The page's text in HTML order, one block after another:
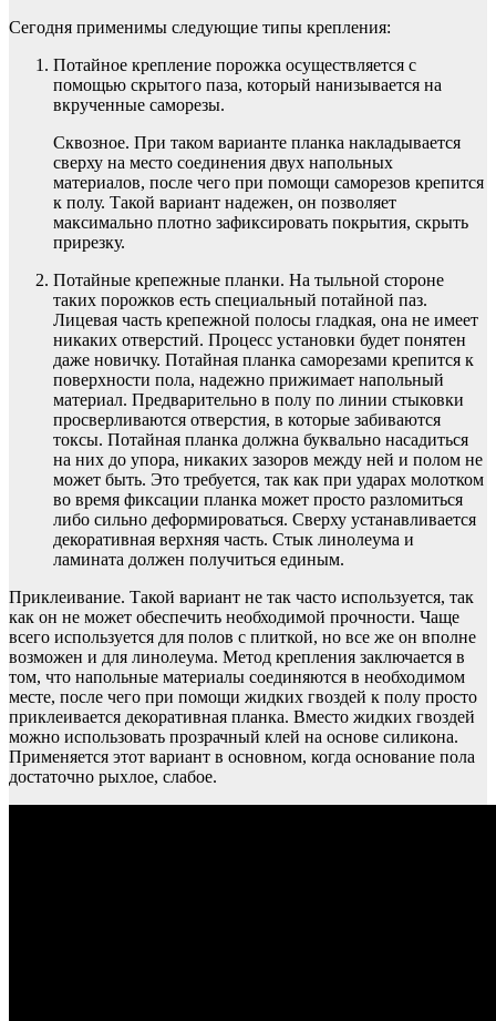
Сегодня применимы следующие типы крепления:
Потайное крепление порожка осуществляется с
помощью скрытого паза, который нанизывается на
вкрученные саморезы.
Сквозное. При таком варианте планка накладывается
сверху на место соединения двух напольных
материалов, после чего при помощи саморезов крепится
к полу. Такой вариант надежен, он позволяет
максимально плотно зафиксировать покрытия, скрыть
прирезку.
Потайные крепежные планки. На тыльной стороне
таких порожков есть специальный потайной паз.
Лицевая часть крепежной полосы гладкая, она не имеет
никаких отверстий. Процесс установки будет понятен
даже новичку. Потайная планка саморезами крепится к
поверхности пола, надежно прижимает напольный
материал. Предварительно в полу по линии стыковки
просверливаются отверстия, в которые забиваются
токсы. Потайная планка должна буквально насадиться
на них до упора, никаких зазоров между ней и полом не
может быть. Это требуется, так как при ударах молотком
во время фиксации планка может просто разломиться
либо сильно деформироваться. Сверху устанавливается
декоративная верхняя часть. Стык линолеума и
ламината должен получиться единым.
Приклеивание. Такой вариант не так часто используется, так
как он не может обеспечить необходимой прочности. Чаще
всего используется для полов с плиткой, но все же он вполне
возможен и для линолеума. Метод крепления заключается в
том, что напольные материалы соединяются в необходимом
месте, после чего при помощи жидких гвоздей к полу просто
приклеивается декоративная планка. Вместо жидких гвоздей
можно использовать прозрачный клей на основе силикона.
Применяется этот вариант в основном, когда основание пола
достаточно рыхлое, слабое.